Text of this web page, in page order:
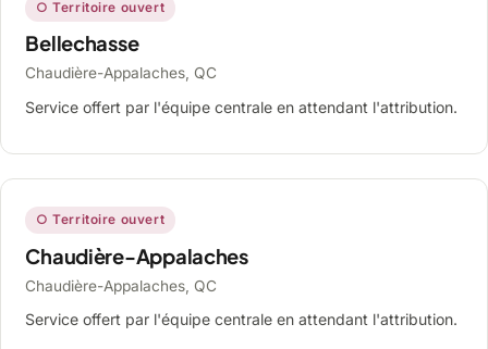
○ Territoire ouvert
Bellechasse
Chaudière-Appalaches, QC
Service offert par l'équipe centrale en attendant l'attribution.
○ Territoire ouvert
Chaudière-Appalaches
Chaudière-Appalaches, QC
Service offert par l'équipe centrale en attendant l'attribution.